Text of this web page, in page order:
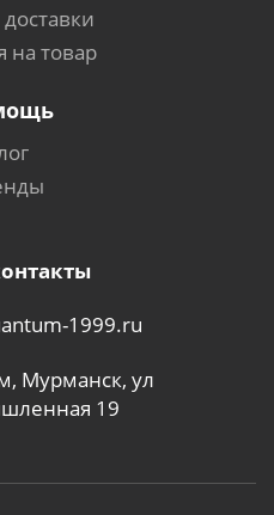
на товар
1999.ru
Мурманск, ул
19